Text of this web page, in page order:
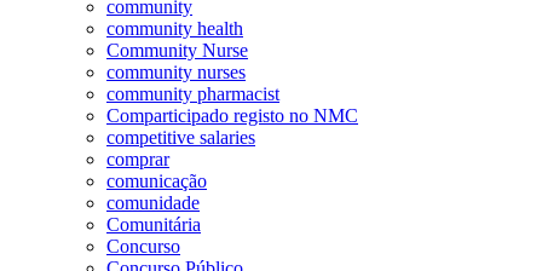
community
community health
Community Nurse
community nurses
community pharmacist
Comparticipado registo no NMC
competitive salaries
comprar
comunicação
comunidade
Comunitária
Concurso